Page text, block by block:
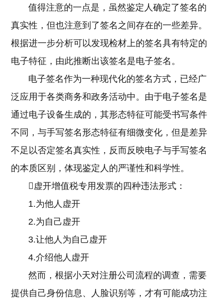
值得注意的一点是，虽然鉴定人确定了签名的
真实性，但也注意到了签名之间存在的一些差异。
根据进一步分析可以发现检材上的签名具有特定的
电子特征，由此推断出该签名是电子签名。
电子签名作为一种现代化的签名方式，已经广
泛应用于各类商务和政务活动中。由于电子签名是
通过电子设备生成的，其形态特征可能受书写条件
不同，与手写签名形态特征有细微变化，但是差异
不足以否定签名真实性，反而反映电子与手写签名
的本质区别，体现鉴定人的严谨性和科学性。
虚开增值税专用发票的四种违法形式：
1.为他人虚开
2.为自己虚开
3.让他人为自己虚开
4.介绍他人虚开
然而，根据小天对注册公司流程的调查，需要
提供自己身份信息、人脸识别等，才有可能成功注